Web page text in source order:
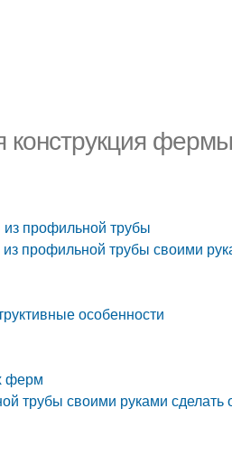
профильной трубы
профильной трубы своими
особенности
ферм
трубы своими руками сделать